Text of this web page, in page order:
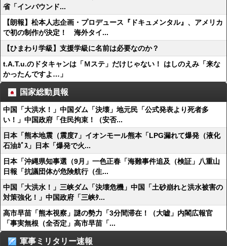
省「インバウンド...
【朗報】松本人志企画・プロデュース『ドキュメンタル』、アメリカ
で初の制作が決定！ 海外タイ...
【ひまわり学級】支援学級に名前は必要なのか？
t.A.T.u.のドタキャンは「Ｍステ」だけじゃない！ はしのえみ「来な
かったんですよ…」
国家総動員報
中国「大洪水！」中国ダム「決壊」地元民「公式発表より死者多
い！」中国政府「住民拘束！（安否...
日本「熊本地震（震度7」イオンモール熊本「LPG漏れて爆発（液化
石油ｶﾞｽ」日本「爆発で火...
日本「沖縄県知事選（9月」一色正春「海難事件追及（検証」八重山
日報「抗議団体が危険航行（生...
中国「大洪水！」三峡ダム「決壊危機」中国「土砂崩れと洪水被害の
対策強化！」中国政府「三峡ﾀ...
高市早苗「熊本視察」謎の勢力「3分間滞在！（大嘘」内閣広報官
「事実無根（全否定」高市早苗「...
軍事ミリタリー速報